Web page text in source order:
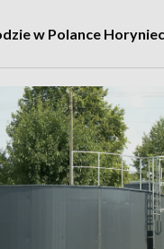
w Polance